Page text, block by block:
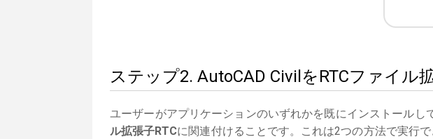
ステップ2. AutoCAD CivilをRTCファイル
ユーザーがアプリケーションのいずれかを既にインストールし
ル拡張子RTCに関連付けることです。これは2つの方法で実行